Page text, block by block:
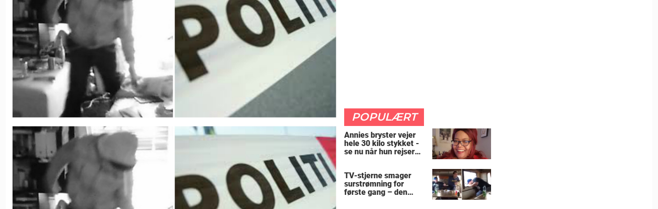
POPULÆRT
Annies bryster vejer
hele 30 kilo stykket -
se nu når hun rejser
TV-stjerne smager
surstrømning for
første gang – den